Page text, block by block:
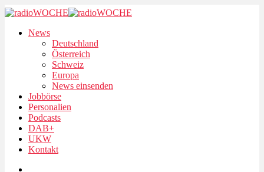
News
Deutschland
Österreich
Schweiz
Europa
News einsenden
Jobbörse
Personalien
Podcasts
DAB+
UKW
Kontakt